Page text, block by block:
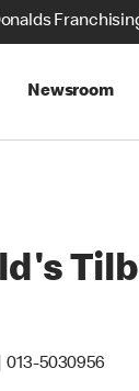
Newsroom
013-5030956